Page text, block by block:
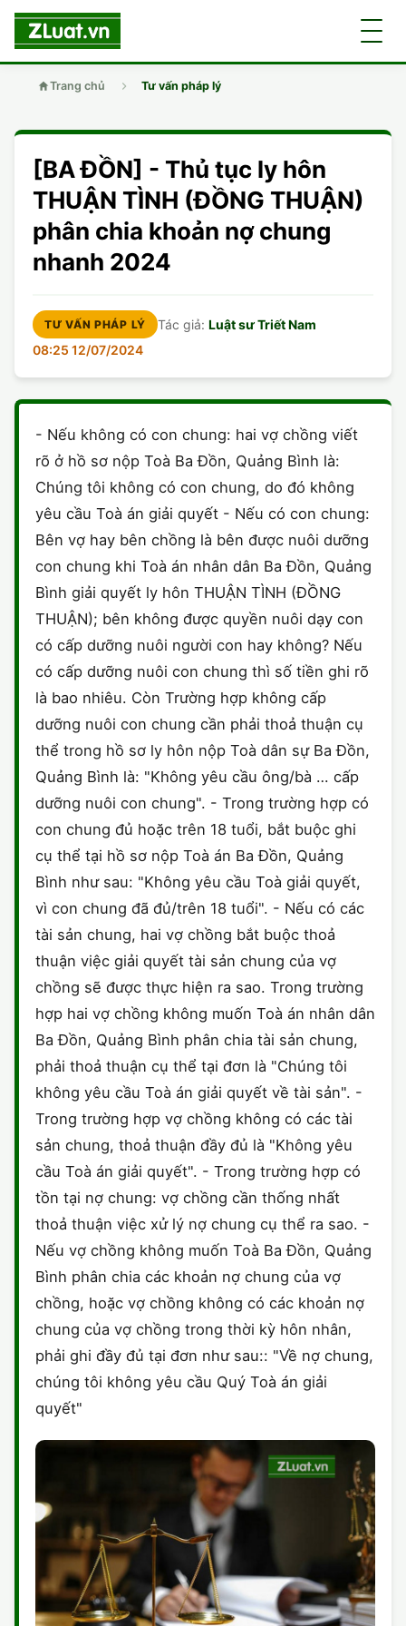
LUẬT SƯ
CHUYÊN VIÊN
TUYỂN DỤNG
DÂN SỰ
DOANH NGHIỆP
GIẤY PHÉP CON
LAO ĐỘNG
SỞ HỮU TRÍ TUỆ
THUẾ - BẢO HIỂM
DÂN SỰ
DOANH NGHIỆP
ĐẤT ĐAI
GIẤY PHÉP CON
HÀNH CHÍNH
HÌNH SỰ
HÔN NHÂN - GIA ĐÌNH
LAO ĐỘNG
SỞ HỮU TRÍ TUỆ
THỪA KẾ - DI CHÚC
THUẾ VÀ KẾ TOÁN
DI CHÚC
ĐĂNG KÝ XE
HÀNH CHÍNH
DOANH NGHIỆP
HỘ KINH DOANH
SỞ HỮU TRÍ TUỆ
LÝ LỊCH TƯ PHÁP
TRÍCH LỤC HỘ TỊCH
CÔNG BỐ SẢN PHẨM
CHỨNG NHẬN HACCP
DÂN SỰ
HÌNH SỰ
HÔN NHÂN GIA ĐÌNH
MẪU HỢP ĐỒNG
MẪU KHÁC
VĂN BẢN TỐ TỤNG
Trang chủ Tư vấn pháp lý
[BA ĐỒN] - Thủ tục ly hôn
THUẬN TÌNH (ĐỒNG THUẬN)
phân chia khoản nợ chung
nhanh 2024
TƯ VẤN PHÁP LÝ Tác giả:Luật sư Triết Nam
08:25 12/07/2024
- Nếu không có con chung: hai vợ chồng viết
rõ ở hồ sơ nộp Toà Ba Đồn, Quảng Bình là:
Chúng tôi không có con chung, do đó không
yêu cầu Toà án giải quyết - Nếu có con chung:
Bên vợ hay bên chồng là bên được nuôi dưỡng
con chung khi Toà án nhân dân Ba Đồn, Quảng
Bình giải quyết ly hôn THUẬN TÌNH (ĐỒNG
THUẬN); bên không được quyền nuôi dạy con
có cấp dưỡng nuôi người con hay không? Nếu
có cấp dưỡng nuôi con chung thì số tiền ghi rõ
là bao nhiêu. Còn Trường hợp không cấp
dưỡng nuôi con chung cần phải thoả thuận cụ
thể trong hồ sơ ly hôn nộp Toà dân sự Ba Đồn,
Quảng Bình là: "Không yêu cầu ông/bà … cấp
dưỡng nuôi con chung". - Trong trường hợp có
con chung đủ hoặc trên 18 tuổi, bắt buộc ghi
cụ thể tại hồ sơ nộp Toà án Ba Đồn, Quảng
Bình như sau: "Không yêu cầu Toà giải quyết,
vì con chung đã đủ/trên 18 tuổi". - Nếu có các
tài sản chung, hai vợ chồng bắt buộc thoả
thuận việc giải quyết tài sản chung của vợ
chồng sẽ được thực hiện ra sao. Trong trường
hợp hai vợ chồng không muốn Toà án nhân dân
Ba Đồn, Quảng Bình phân chia tài sản chung,
phải thoả thuận cụ thể tại đơn là "Chúng tôi
không yêu cầu Toà án giải quyết về tài sản". -
Trong trường hợp vợ chồng không có các tài
sản chung, thoả thuận đầy đủ là "Không yêu
cầu Toà án giải quyết". - Trong trường hợp có
tồn tại nợ chung: vợ chồng cần thống nhất
thoả thuận việc xử lý nợ chung cụ thể ra sao. -
Nếu vợ chồng không muốn Toà Ba Đồn, Quảng
Bình phân chia các khoản nợ chung của vợ
chồng, hoặc vợ chồng không có các khoản nợ
chung của vợ chồng trong thời kỳ hôn nhân,
phải ghi đầy đủ tại đơn như sau:: "Về nợ chung,
chúng tôi không yêu cầu Quý Toà án giải
quyết"